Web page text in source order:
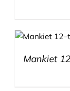
Mankiet